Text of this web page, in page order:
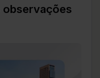
observações